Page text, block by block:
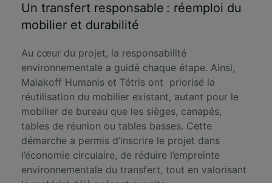
Un transfert responsable : réemploi du
mobilier et durabilité
Au cœur du projet, la responsabilité
environnementale a guidé chaque étape. Ainsi,
Malakoff Humanis et Tétris ont priorisé la
réutilisation du mobilier existant, autant pour le
mobilier de bureau que les sièges, canapés,
tables de réunion ou tables basses. Cette
démarche a permis d’inscrire le projet dans
l’économie circulaire, de réduire l’empreinte
environnementale du transfert, tout en valorisant